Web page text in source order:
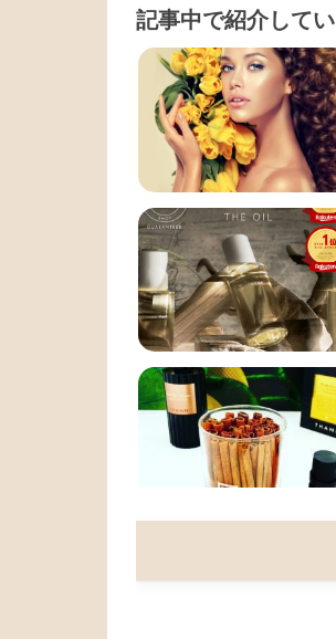
記事中で紹介して